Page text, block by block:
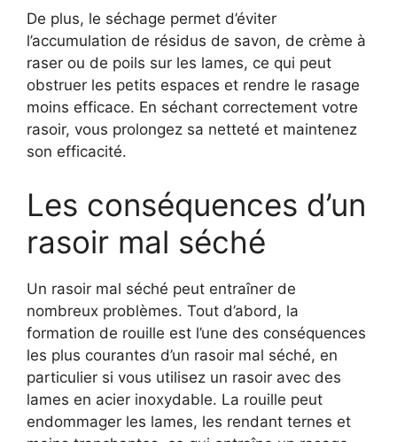
De plus, le séchage permet d’éviter
l’accumulation de résidus de savon, de crème à
raser ou de poils sur les lames, ce qui peut
obstruer les petits espaces et rendre le rasage
moins efficace. En séchant correctement votre
rasoir, vous prolongez sa netteté et maintenez
son efficacité.
Les conséquences d’un
rasoir mal séché
Un rasoir mal séché peut entraîner de
nombreux problèmes. Tout d’abord, la
formation de rouille est l’une des conséquences
les plus courantes d’un rasoir mal séché, en
particulier si vous utilisez un rasoir avec des
lames en acier inoxydable. La rouille peut
endommager les lames, les rendant ternes et